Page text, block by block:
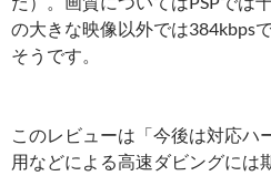
の大きな映像以外では384kbps
そうです。
このレビューは「今後は対応ハ
用などによる高速ダビングには